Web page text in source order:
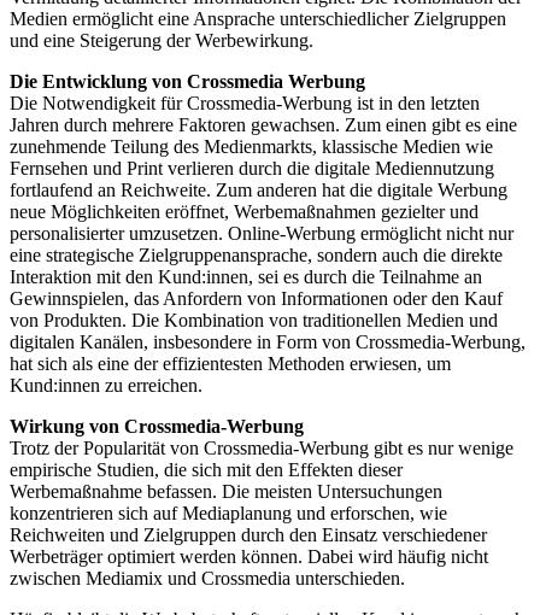
Medien ermöglicht eine Ansprache unterschiedlicher Zielgruppen
und eine Steigerung der Werbewirkung.
Die Entwicklung von Crossmedia Werbung
Die Notwendigkeit für Crossmedia-Werbung ist in den letzten
Jahren durch mehrere Faktoren gewachsen. Zum einen gibt es eine
zunehmende Teilung des Medienmarkts, klassische Medien wie
Fernsehen und Print verlieren durch die digitale Mediennutzung
fortlaufend an Reichweite. Zum anderen hat die digitale Werbung
neue Möglichkeiten eröffnet, Werbemaßnahmen gezielter und
personalisierter umzusetzen. Online-Werbung ermöglicht nicht nur
eine strategische Zielgruppenansprache, sondern auch die direkte
Interaktion mit den Kund:innen, sei es durch die Teilnahme an
Gewinnspielen, das Anfordern von Informationen oder den Kauf
von Produkten. Die Kombination von traditionellen Medien und
digitalen Kanälen, insbesondere in Form von Crossmedia-Werbung,
hat sich als eine der effizientesten Methoden erwiesen, um
Kund:innen zu erreichen.
Wirkung von Crossmedia-Werbung
Trotz der Popularität von Crossmedia-Werbung gibt es nur wenige
empirische Studien, die sich mit den Effekten dieser
Werbemaßnahme befassen. Die meisten Untersuchungen
konzentrieren sich auf Mediaplanung und erforschen, wie
Reichweiten und Zielgruppen durch den Einsatz verschiedener
Werbeträger optimiert werden können. Dabei wird häufig nicht
zwischen Mediamix und Crossmedia unterschieden.